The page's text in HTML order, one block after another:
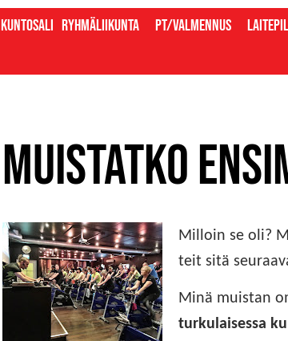
Kuntosali Ryhmäliikunta PT/valmennus
Muistatko
Milloin se oli?
teit sitä
Minä muistan
turkulaisessa